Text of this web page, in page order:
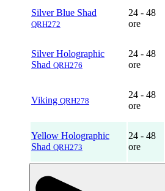
Silver Blue Shad
QRH272
24 - 48
ore
Silver Holographic
Shad QRH276
24 - 48
ore
Viking QRH278
24 - 48
ore
Yellow Holographic
Shad QRH273
24 - 48
ore